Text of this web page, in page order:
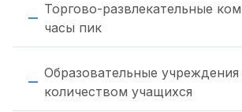
Торгово-развлекательные
часы пик
Образовательные
количеством учащихся